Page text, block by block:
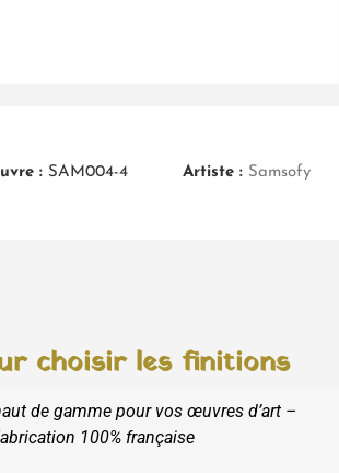
: SAM004-4 Artiste : Samsofy
choisir les finitions
de gamme pour vos œuvres d’art –
100% française